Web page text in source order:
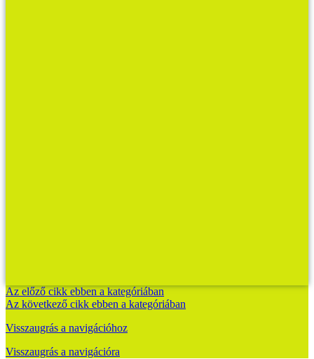
Az előző cikk ebben a kategóriában
Az következő cikk ebben a kategóriában
Visszaugrás a navigációhoz
Visszaugrás a navigációra